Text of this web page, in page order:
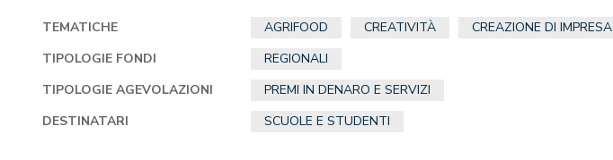
TEMATICHE AGRIFOOD CREATIVITÀ
CREAZIONE DI IMPRESA
TIPOLOGIE FONDI
REGIONALI
TIPOLOGIE AGEVOLAZIONI
PREMI IN DENARO E SERVIZI
DESTINATARI
SCUOLE E STUDENTI